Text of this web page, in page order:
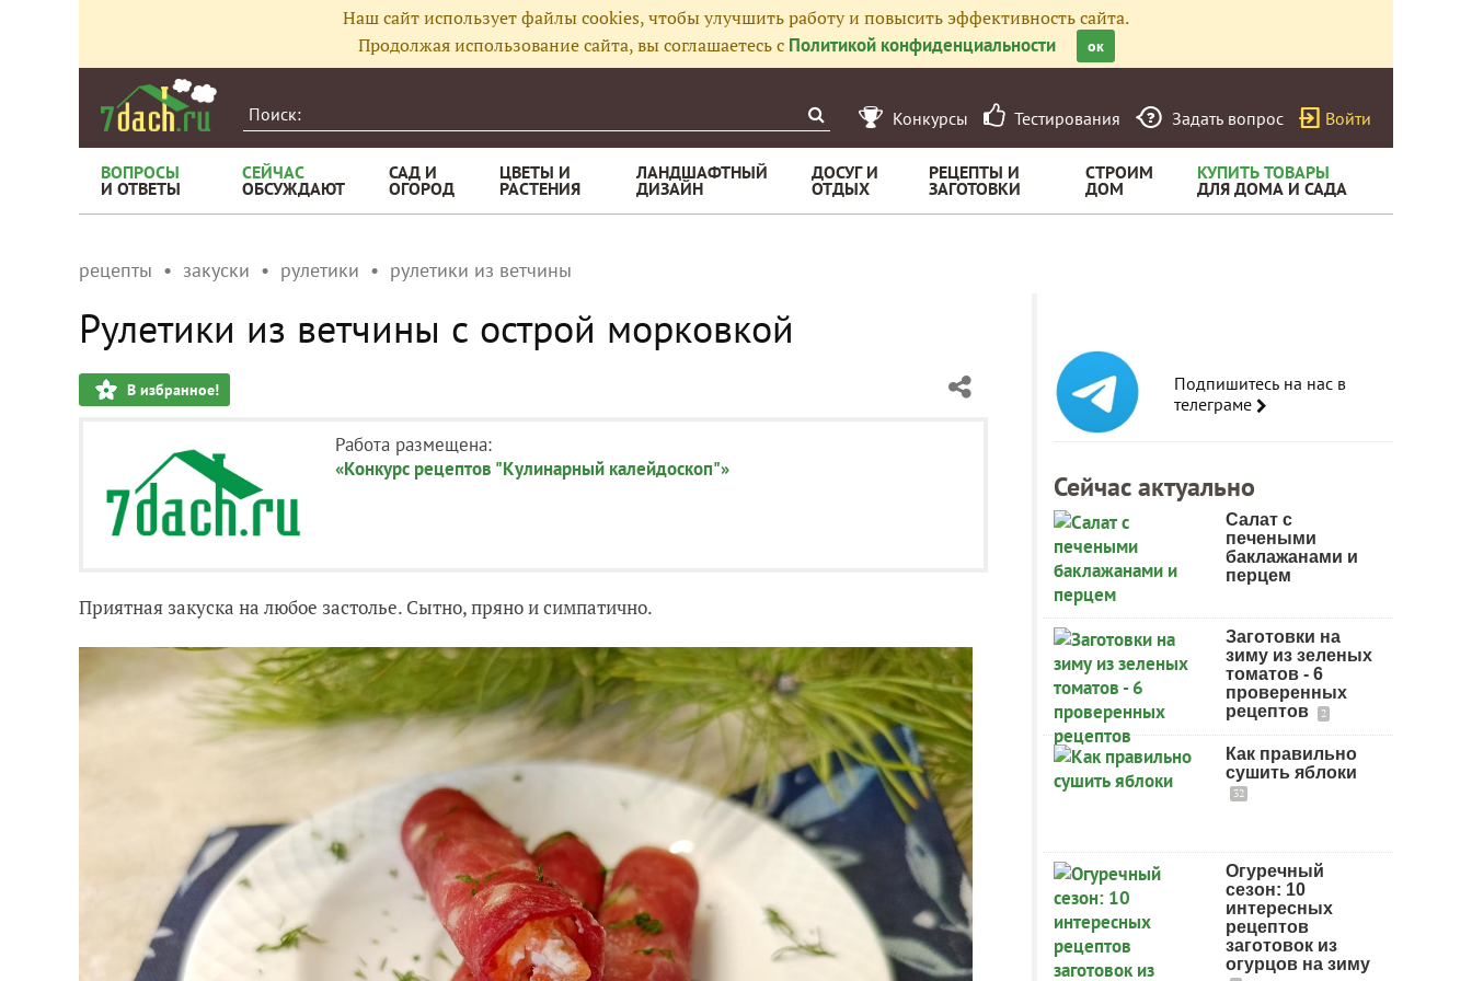
Наш сайт использует файлы cookies, чтобы улучшить работу и повысить эффективность сайта.
Продолжая использование сайта, вы соглашаетесь с Политикой конфиденциальности ок
Конкурсы Тестирования Задать вопрос Войти
ВОПРОСЫ
И ОТВЕТЫ
СЕЙЧАС
ОБСУЖДАЮТ
САД И
ОГОРОД
ЦВЕТЫ И
РАСТЕНИЯ
ЛАНДШАФТНЫЙ
ДИЗАЙН
ДОСУГ И
ОТДЫХ
РЕЦЕПТЫ И
ЗАГОТОВКИ
СТРОИМ
ДОМ
КУПИТЬ ТОВАРЫ
ДЛЯ ДОМА И САДА
рецепты закуски рулетики рулетики из ветчины
Рулетики из ветчины с острой морковкой
В избранное!
Работа размещена:
«Конкурс рецептов "Кулинарный калейдоскоп"»
Приятная закуска на любое застолье. Сытно, пряно и симпатично.
Подпишитесь на нас в
телеграме
Сейчас актуально
Салат с
печеными
баклажанами и
перцем
Заготовки на
зиму из зеленых
томатов - 6
проверенных
рецептов
2
Как правильно
сушить яблоки
32
Огуречный
сезон: 10
интересных
рецептов
заготовок из
огурцов на зиму